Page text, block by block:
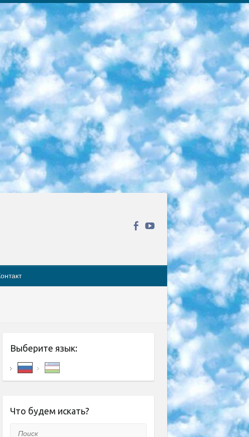
университета информационных технологий, механики и оптики (ИТМО). Ресурс предоставляет свободный доступ к курсам, разработанным в этом вузе. Каталог материалов разбит на четыре категории: «Оптические системы и технологии», «Приборостроение и робототехника», «Информационные технологии» и «Биотехнологии». Курсы состоят из видеолекций, интерактивных демонстраций и заданий. 5. «КиберЛенинка» Электронная научная библиотека открытого доступа. Каталог площадки регулярно обрастает текстами статей из различных научных изданий. Сгруппированные по журналам и рубрикам публикации можно читать онлайн или скачивать целиком в PDF-формате. Проект нацелен на популяризацию науки за счёт открытого доступа к качественной информации. 6. «ПостНаука» На этом ресурсе публикуют подборки видеолекций, составленные экспертами из разных отраслей и объединённые общими темами. Среди них, к примеру, есть серии «Биоинформатика и геномика», «Культура средневековой Скандинавии» и Cinema Studies о теории кино. Каждая подборка лекций — логически связанная история, рассказанная экспертом от первого лица. Кроме того, на сайте появляются научно-образовательные статьи и тесты на разные темы. 7. «Newочём» Команда проекта «Newочём» отбирает самые интересные тексты из англоязычных СМИ и переводит те из них, за которые голосуют участники сообщества «ВКонтакте». По большей части это научно-популярные статьи. Редакторы придумывают лишь заголовки, в остальном содержание переводов соответствует оригиналам. Полные тексты можно читать прямо в социальной сети. 8. InternetUrok Онлайн-база материалов по основным дисциплинам школьной программы. Информация на сайте структурирована по классам, предметам и темам (урокам). Каждый урок состоит из видеолекций и конспектов. Есть также интерактивные тренажёры и тесты для закрепления пройденного материала. Даже если вы давно окончили школу, возможность повторить программу старших классов всегда может пригодиться. 9. Edutainme Ещё один ресурс об образовании. В отличие от Newtonew, как мне кажется, Edutainme больше ориентируется на представителей индустрии: педагогов, предпринимателей, разработчиков образовательных проектов. Но и любой, кто просто стремится к саморазвитию, найдёт на сайте много полезного и интересного для себя. Например, информацию о новых курсах и образовательных сервисах. 10. Newtonew Онлайн-медиа об образовании и обучении в широком смысле. Авторы Newtonew пишут об инструментах, заведениях, тактиках и стратегиях, которые помогают учить других и получать новые знания самостоятельно. На этой площадке вы найдёте новости, обзоры, аналитические мат
Выберите язык:
Что будем искать?
Поиск